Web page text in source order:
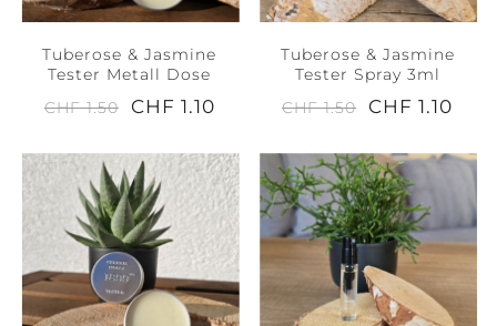
Tuberose & Jasmine
Tester Metall Dose
CHF 1.50
CHF 1.10
Tuberose & Jasmine
Tester Spray 3ml
CHF 1.50
CHF 1.10